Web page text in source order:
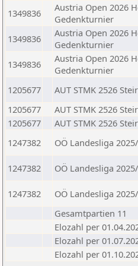
1349836
Austria Open 2026
Gedenkturnier
1349836
Austria Open 2026
Gedenkturnier
1349836
Austria Open 2026
Gedenkturnier
1205677 AUT STMK 2526
1205677
AUT STMK 2526
1205677
AUT STMK 2526
1247382
OÖ Landesliga
1247382 OÖ Landesliga
1247382 OÖ Landesliga
Gesamtpartien 11
Elozahl per
Elozahl per
Elozahl per